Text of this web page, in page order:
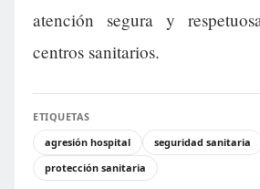
atención segura y
centros sanitarios.
ETIQUETAS
agresión hospital
seguridad sanitaria
protección sanitaria